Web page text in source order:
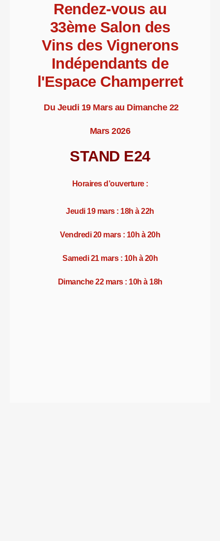
Rendez-vous au
33ème Salon des
Vins des Vignerons
Indépendants de
l'Espace Champerret
Du Jeudi 19 Mars au Dimanche 22
Mars 2026
STAND E24
Horaires d’ouverture :
Jeudi 19 mars : 18h à 22h
Vendredi 20 mars : 10h à 20h
Samedi 21 mars : 10h à 20h
Dimanche 22 mars : 10h à 18h